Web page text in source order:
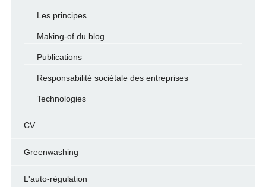
Les principes
Making-of du blog
Publications
Responsabilité sociétale des entreprises
Technologies
CV
Greenwashing
L'auto-régulation